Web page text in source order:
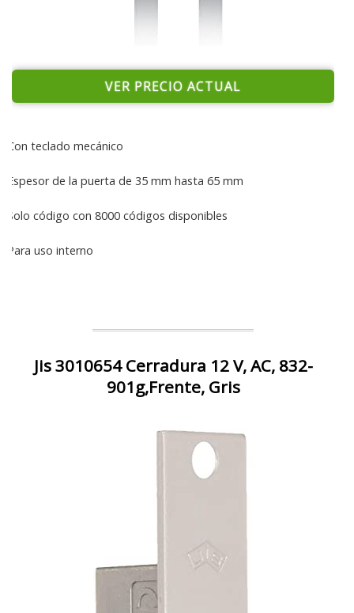
VER PRECIO ACTUAL
Con teclado mecánico
Espesor de la puerta de 35 mm hasta 65 mm
Solo código con 8000 códigos disponibles
Para uso interno
Jis 3010654 Cerradura 12 V, AC, 832-
901g,Frente, Gris